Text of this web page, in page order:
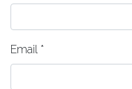
Email *